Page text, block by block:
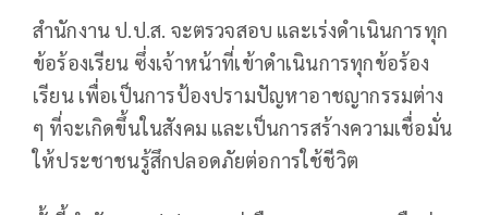
สำนักงาน ป.ป.ส. จะตรวจสอบ และเร่งดำเนินการทุก
ข้อร้องเรียน ซึ่งเจ้าหน้าที่เข้าดำเนินการทุกข้อร้อง
เรียน เพื่อเป็นการป้องปรามปัญหาอาชญากรรมต่าง
ๆ ที่จะเกิดขึ้นในสังคม และเป็นการสร้างความเชื่อมั่น
ให้ประชาชนรู้สึกปลอดภัยต่อการใช้ชีวิต